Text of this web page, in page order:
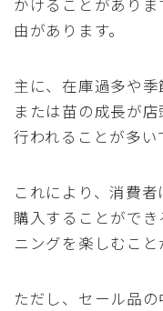
かけることがあり
由があります。
主に、在庫過多や季
または苗の成長が
行われることが多い
これにより、消費
購入することがで
ニングを楽しむこと
ただし、セール品